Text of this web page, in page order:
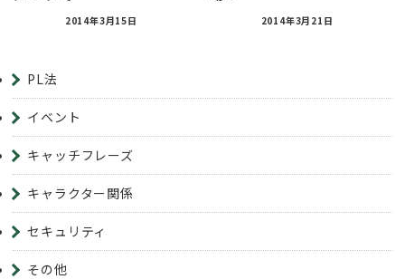
2014年3月15日 2014年3月21日
PL法
イベント
キャッチフレーズ
キャラクター関係
セキュリティ
その他